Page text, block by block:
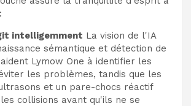
intelligemment La vision de l'IA
sémantique et détection de
Lymow One à identifier les
les problèmes, tandis que les
et un pare-chocs réactif
collisions avant qu'ils ne se